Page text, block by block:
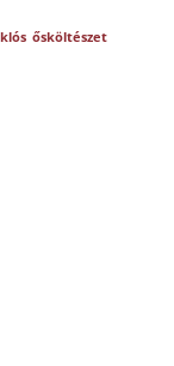
ősköltészet